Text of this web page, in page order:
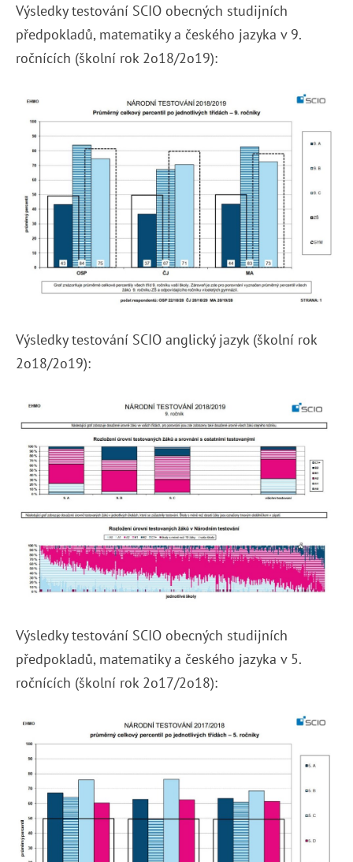
Výsledky testování SCIO obecných studijních
předpokladů, matematiky a českého jazyka v 9.
ročnících (školní rok 2o18/2o19):
Výsledky testování SCIO anglický jazyk (školní rok
2o18/2o19):
Výsledky testování SCIO obecných studijních
předpokladů, matematiky a českého jazyka v 5.
ročnících (školní rok 2o17/2o18):